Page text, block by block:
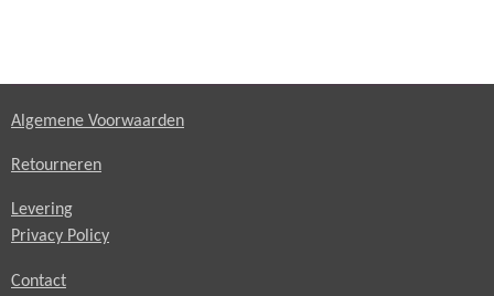
Algemene Voorwaarden
Retourneren
Levering
Privacy Policy
Contact